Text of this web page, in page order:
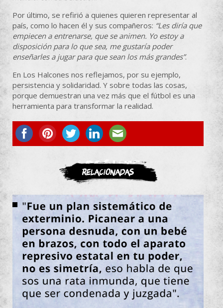
Por último, se refirió a quienes quieren representar al
país, como lo hacen él y sus compañeros: “Les diría que
empiecen a entrenarse, que se animen. Yo estoy a
disposición para lo que sea, me gustaría poder
enseñarles a jugar para que sean los más grandes”.
En Los Halcones nos reflejamos, por su ejemplo,
persistencia y solidaridad. Y sobre todas las cosas,
porque demuestran una vez más que el fútbol es una
herramienta para transformar la realidad.
ASOCIATE
Relacionadas